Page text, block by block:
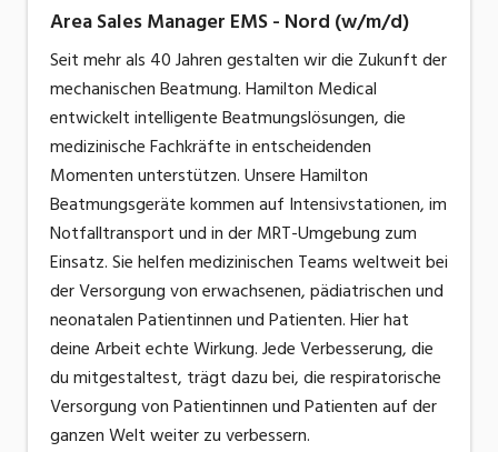
Medizin, Gesundheitswesen, Pflege
Sicherheit, Rettung, Polizei, Zoll
Verkauf, Handel, Kundenberatung,
Aussendienst
Area Sales Manager EMS - Nord (w/m/d)
Seit mehr als 40 Jahren gestalten wir die Zukunft der
mechanischen Beatmung. Hamilton Medical
entwickelt intelligente Beatmungslösungen, die
medizinische Fachkräfte in entscheidenden
Momentenunterstützen.Unsere Hamilton
Beatmungsgeräte kommen auf Intensivstationen, im
Notfalltransport und in der MRT-Umgebung zum
Einsatz. Sie helfen medizinischen Teams weltweit bei
der Versorgung von erwachsenen, pädiatrischen und
neonatalen Patientinnen und Patienten. Hier hat
deine Arbeit echte Wirkung. Jede Verbesserung, die
du mitgestaltest, trägt dazu bei, die respiratorische
Versorgung von Patientinnen und Patienten auf der
ganzen Welt weiter zu verbessern.